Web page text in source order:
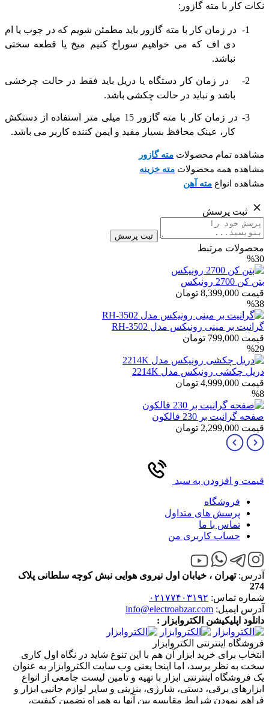
نکات کار با مته گازور:
1-
در زمان کار با مته گازور باید مطمئن شویم که در چوب یا ام
دی اف که می خواهیم سوراخ کنیم میخ یا قطعه سختی
نباشد.
2-
در زمان کار دستگاه یا دریل باید فقط در حالت چرخشی
باشد و نباید در حالت چکشی باشد.
3-
در زمان کار با مته گازور 15 میلی متر استفاده از دستکش
کار، عینک محافظ بسیار مفید و ایمن کننده کاربر می باشد.
مشاهده تمام محصولات مته گازور
مشاهده همه محصولات مته خزینه
مشاهده انواع مته آهن
ثبت پرسش
ثبت پرسش
محصولات مرتبط
%30
بتن کن 2700 رونیکس
قیمت 8,399,000 تومان
%38
گرانیت بر مینی رونیکس مدل RH-3502
قیمت 799,000 تومان
%29
دریل چکشی رونیکس مدل 2214K
قیمت 4,999,000 تومان
%8
صفحه گرانیت بر 230 فالکون
قیمت 2,299,000 تومان
قیمت و افزودن به سبد
فروشگاه
پرسش های متداول
تماس با ما
حساب کاربری من
آدرس:تهران ، خیابان اول نیروی هوایی نبش کوچه سلطانی پلاک
274
شماره تماس: ۰۲۱۷۷۴۰۳۱۹۲
آدرس ایمیل: info@electroabzar.com
دانلود اپلیکیشن الکتروابزار :
فروشگاه اینترنتی الکتروابزار
انتخاب برای خرید ابزار آن هم با این تنوع شاید در نگاه اول کاری
سخت به نظر برسد، اما اینجا یعنی وب سایت الکتروابزار به عنوان
یک فروشگاه اینترنتی ابزار با تهیه و تامین لیست جامعی از انواع
ابزار‌های برقی، دستی، شارژی، بنزینی و سایر لوازم جانبی ابزار و
فراهم نمودن شرایط مقایسه بین آنها به همراه تضمین کیفیت،